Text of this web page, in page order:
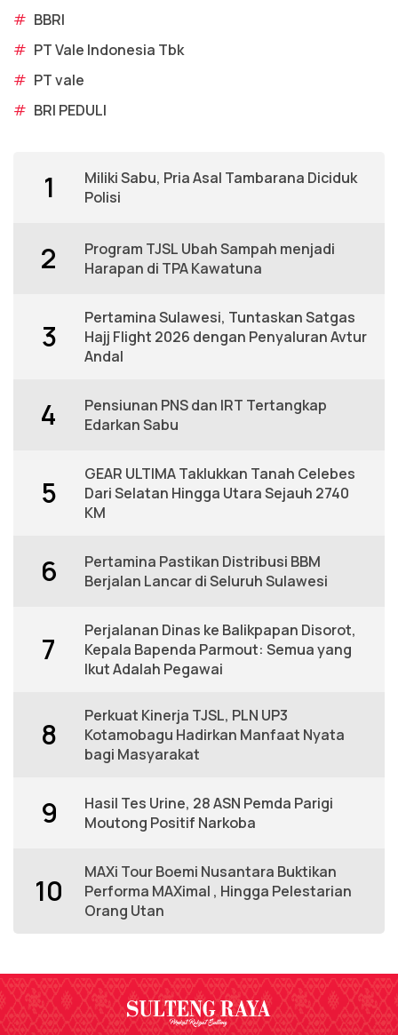
# BBRI
# PT Vale Indonesia Tbk
# PT vale
# BRI PEDULI
1
Miliki Sabu, Pria Asal Tambarana Diciduk
Polisi
2
Program TJSL Ubah Sampah menjadi
Harapan di TPA Kawatuna
3
Pertamina Sulawesi, Tuntaskan Satgas
Hajj Flight 2026 dengan Penyaluran Avtur
Andal
4
Pensiunan PNS dan IRT Tertangkap
Edarkan Sabu
5
GEAR ULTIMA Taklukkan Tanah Celebes
Dari Selatan Hingga Utara Sejauh 2740
KM
6
Pertamina Pastikan Distribusi BBM
Berjalan Lancar di Seluruh Sulawesi
7
Perjalanan Dinas ke Balikpapan Disorot,
Kepala Bapenda Parmout: Semua yang
Ikut Adalah Pegawai
8
Perkuat Kinerja TJSL, PLN UP3
Kotamobagu Hadirkan Manfaat Nyata
bagi Masyarakat
9
Hasil Tes Urine, 28 ASN Pemda Parigi
Moutong Positif Narkoba
10
MAXi Tour Boemi Nusantara Buktikan
Performa MAXimal , Hingga Pelestarian
Orang Utan